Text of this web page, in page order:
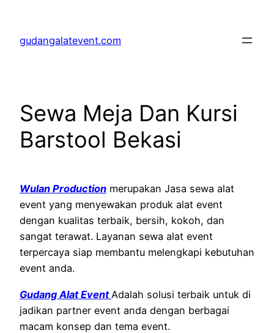
konten
gudangalatevent.com
Sewa Meja Dan Kursi
Barstool Bekasi
Wulan Production merupakan Jasa sewa alat
event yang menyewakan produk alat event
dengan kualitas terbaik, bersih, kokoh, dan
sangat terawat. Layanan sewa alat event
terpercaya siap membantu melengkapi kebutuhan
event anda.
Gudang Alat Event Adalah solusi terbaik untuk di
jadikan partner event anda dengan berbagai
macam konsep dan tema event.